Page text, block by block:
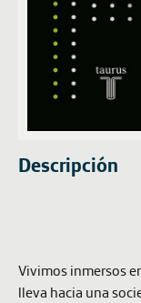
Descripción
Vivimos inmersos
lleva hacia una